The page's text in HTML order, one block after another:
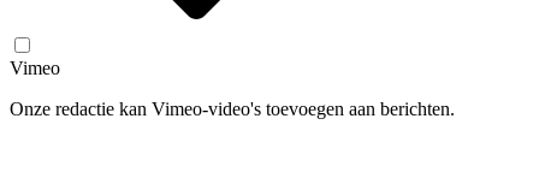
Vimeo
Onze redactie kan Vimeo-video's toevoegen aan berichten.